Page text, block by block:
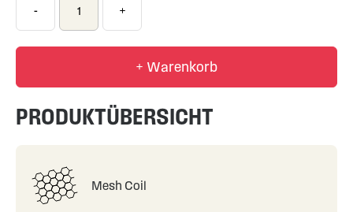
- +
+ Warenkorb
PRODUKTÜBERSICHT
Mesh Coil